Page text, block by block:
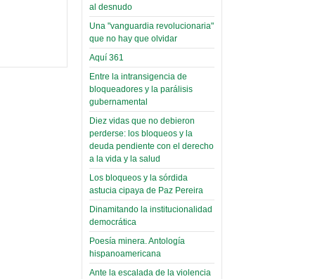
Leer Más...
Read more...
Cosmética
descolonizadora
(Miscelánea
palaciega 7)
El Infamatorio
Lunes, 27 Mayo 2019
Read more...
Creacionismo,
filtraciones e
inicio de la
campaña del
MAS
(Miscelánea
palaciega 6)
El Infamatorio
Domingo, 12 Mayo 2019
al desnudo
Una "vanguardia revolucionaria"
que no hay que olvidar
Aquí 361
Entre la intransigencia de
bloqueadores y la parálisis
gubernamental
Diez vidas que no debieron
perderse: los bloqueos y la
deuda pendiente con el derecho
a la vida y la salud
Los bloqueos y la sórdida
astucia cipaya de Paz Pereira
Dinamitando la institucionalidad
democrática
Poesía minera. Antología
hispanoamericana
Ante la escalada de la violencia